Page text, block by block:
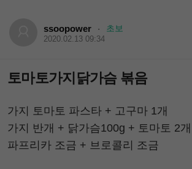
ssoopower · 초보
2020.02.13 09:34
토마토가지닭가슴 볶음
가지 토마토 파스타 + 고구마 1개
가지 반개 + 닭가슴100g + 토마토 2
파프리카 조금 + 브로콜리 조금